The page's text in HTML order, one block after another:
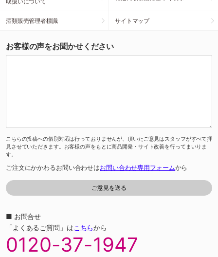
酒類販売管理者標識 サイトマップ
お客様の声をお聞かせください
こちらの投稿への個別対応は行っておりませんが、頂いたご意見はスタッフがすべて拝
見させていただきます。お客様の声をもとに商品開発・サイト改善を行ってまいりま
す。
ご注文にかかわるお問い合わせはお問い合わせ専用フォームから
■ お問合せ
「よくあるご質問」はこちらから
0120-37-1947